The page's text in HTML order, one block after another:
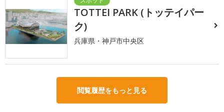
TOTTEI PARK (トッテイパー
ク)
兵庫県・神戸市中央区
閲覧履歴をもっと見る